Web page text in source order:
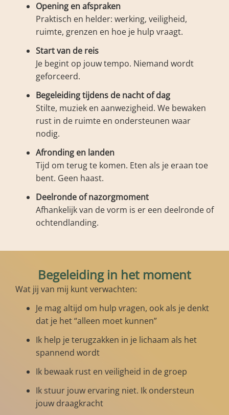
Opening en afspraken
Praktisch en helder: werking, veiligheid,
ruimte, grenzen en hoe je hulp vraagt.
Start van de reis
Je begint op jouw tempo. Niemand wordt
geforceerd.
Begeleiding tijdens de nacht of dag
Stilte, muziek en aanwezigheid. We bewaken
rust in de ruimte en ondersteunen waar
nodig.
Afronding en landen
Tijd om terug te komen. Eten als je eraan toe
bent. Geen haast.
Deelronde of nazorgmoment
Afhankelijk van de vorm is er een deelronde of
ochtendlanding.
Begeleiding in het moment
Wat jij van mij kunt verwachten:
Je mag altijd om hulp vragen, ook als je denkt
dat je het “alleen moet kunnen”
Ik help je terugzakken in je lichaam als het
spannend wordt
Ik bewaak rust en veiligheid in de groep
Ik stuur jouw ervaring niet. Ik ondersteun
jouw draagkracht